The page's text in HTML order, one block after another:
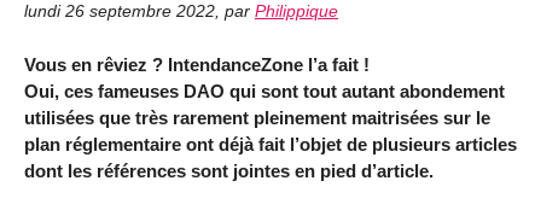
lundi 26 septembre 2022 par Philippique
Vous en rêviez ? IntendanceZone l’a fait !
Oui, ces fameuses DAO qui sont tout autant abondement
utilisées que très rarement pleinement maitrisées sur le
plan réglementaire ont déjà fait l’objet de plusieurs articles
dont les références sont jointes en pied d’article.